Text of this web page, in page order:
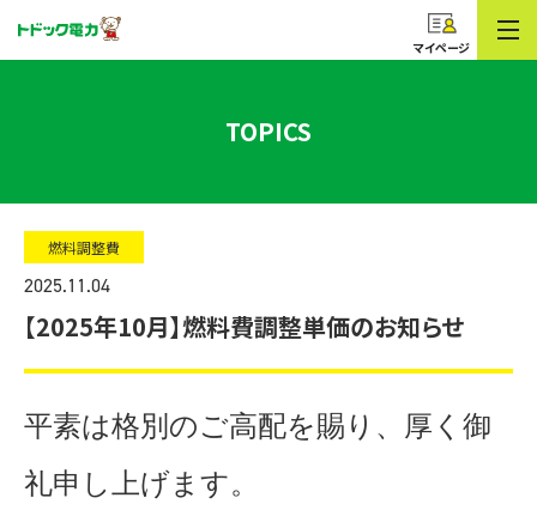
マイページ
TOPICS
燃料調整費
2025.11.04
【2025年10月】燃料費調整単価のお知らせ
平素は格別のご高配を賜り、厚く御
礼申し上げます。